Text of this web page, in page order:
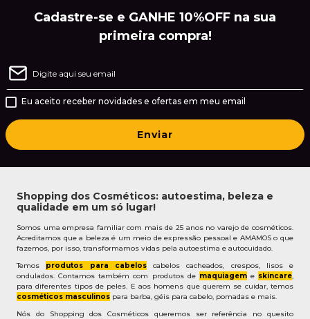
Cadastre-se e GANHE 10%OFF na sua
primeira compra!
Eu aceito receber novidades e ofertas em meu email
Enviar
Shopping dos Cosméticos: autoestima, beleza e
qualidade em um só lugar!
Somos uma empresa familiar com mais de 25 anos no varejo de cosméticos.
Acreditamos que a beleza é um meio de expressão pessoal e AMAMOS o que
fazemos, por isso, transformamos vidas pela autoestima e autocuidado.
Temos produtos para cabeloscabelos cacheados, crespos, lisos e
ondulados. Contamos também com produtos de maquiageme skincare,
para diferentes tipos de peles. E aos homens que querem se cuidar, temos
cosméticos masculinos para barba, géis para cabelo, pomadas e mais.
Nós do Shopping dos Cosméticos queremos ser referência no quesito